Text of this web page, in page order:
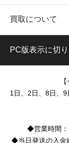
買取について
PC版表示に切
1日、2日、8日、9
◆営業時間：
◆当日発送の入金